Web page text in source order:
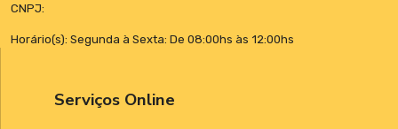
CNPJ:
Horário(s): Segunda à Sexta: De 08:00hs às 12:00hs
Serviços Online